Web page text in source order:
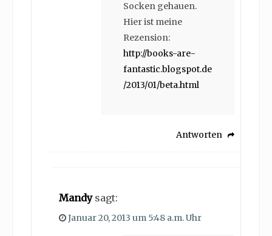
Socken gehauen.
Hier ist meine
Rezension:
http://books-are-
fantastic.blogspot.de
/2013/01/beta.html
Antworten
Mandy sagt:
Januar 20, 2013 um 5:48 a.m. Uhr